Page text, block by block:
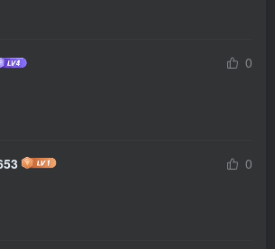
0
0